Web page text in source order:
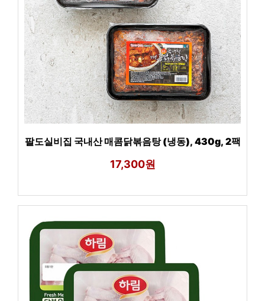
팔도실비집 국내산 매콤닭볶음탕 (냉동), 430g, 2팩
17,300원